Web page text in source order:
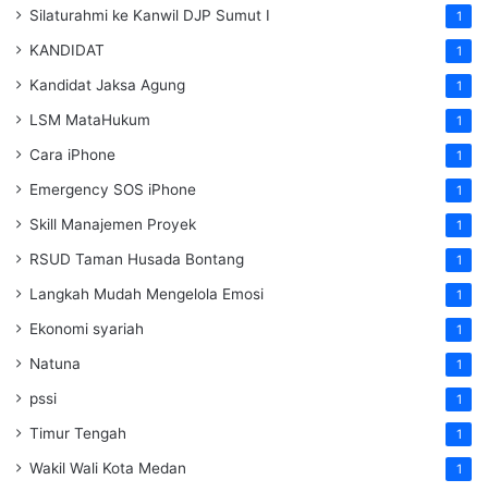
Silaturahmi ke Kanwil DJP Sumut I 1
KANDIDAT 1
Kandidat Jaksa Agung 1
LSM MataHukum 1
Cara iPhone 1
Emergency SOS iPhone 1
Skill Manajemen Proyek 1
RSUD Taman Husada Bontang 1
Langkah Mudah Mengelola Emosi 1
Ekonomi syariah 1
Natuna 1
pssi 1
Timur Tengah 1
Wakil Wali Kota Medan 1